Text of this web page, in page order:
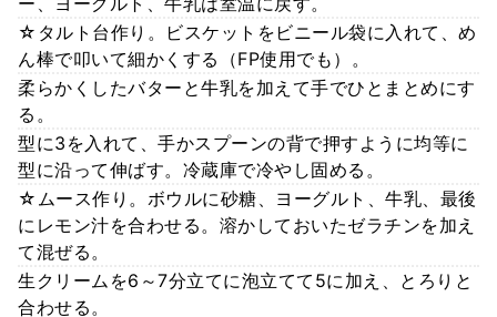
☆タルト台作り。ビスケットをビニール袋に入れて、め
ん棒で叩いて細かくする（FP使用でも）。
柔らかくしたバターと牛乳を加えて手でひとまとめにす
る。
型に3を入れて、手かスプーンの背で押すように均等に
型に沿って伸ばす。冷蔵庫で冷やし固める。
☆ムース作り。ボウルに砂糖、ヨーグルト、牛乳、最後
にレモン汁を合わせる。溶かしておいたゼラチンを加え
て混ぜる。
生クリームを6～7分立てに泡立てて5に加え、とろりと
合わせる。